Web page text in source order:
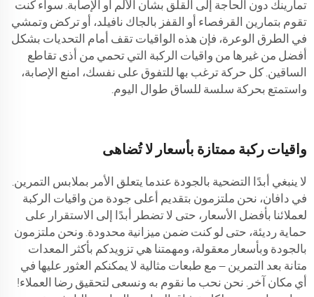
تمارينك دون الحاجة إلى القلق بشأن الألم أو الإصابة. سواء كنت
تقوم بتمارين القرفصاء أو القفز بالجاك نافيلد، أو تركض وتمشي
في الطرق الوعرة، فإن هذه الواقيات تقف أمام التحديات بشكل
أفضل من غيرها من واقيات الركبة التي تحمي من أذى تقاطع
الساقين. كل حركة ترغب بها للتفوق على نفسك، امنع الإصابة،
واستمتع بحركة سلسة للساق طوال اليوم.
واقيات ركبة ممتازة بأسعار لا تُضاهى
لا ينبغي أبدًا التضحية بالجودة عندما يتعلق الأمر بملابس التمرين.
في دافان، نحن ملتزمون بتقديم أعلى جودة من واقيات الركبة
لعملائنا بأفضل الأسعار، حتى لا تضطر أبدًا إلى الاستقرار على
حماية رديئة، حتى لو كنت ضمن ميزانية محدودة. ونحن ملتزمون
بالجودة وبأسعار معقولة، ومهمتنا هي تزويدكم بأكثر المعدات
متانة بعد التمرين — مع طبعات مثالية لا يمكنكم العثور عليها في
أي مكان آخر. نحن نحب ما نقوم به ونسعى لتحقيق رضا العملاء!